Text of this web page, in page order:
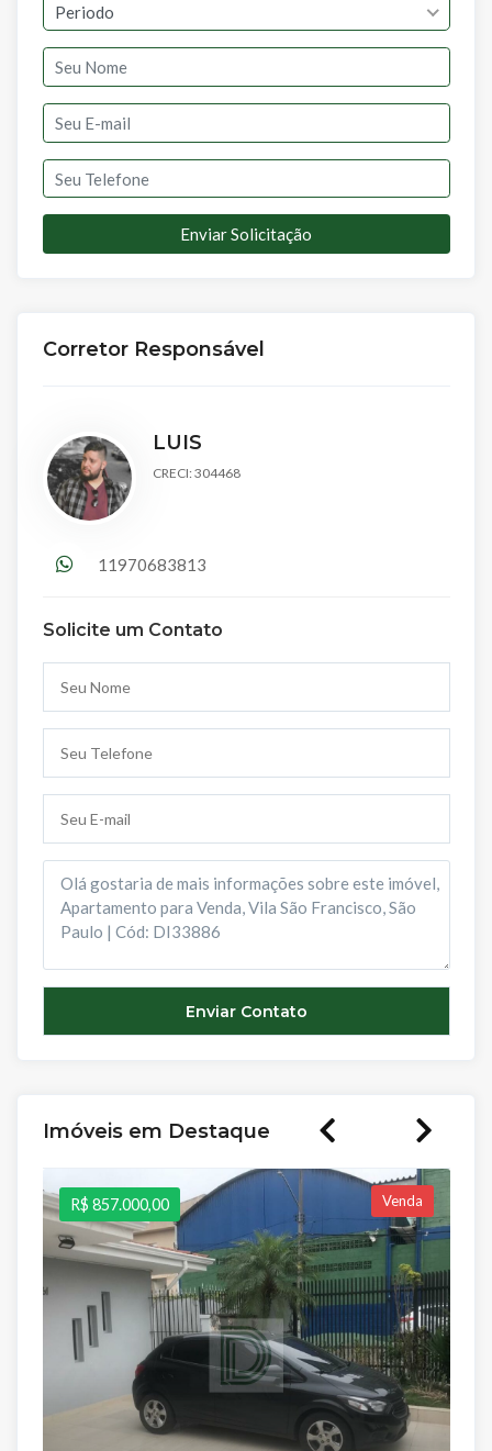
Periodo
Enviar Solicitação
Corretor Responsável
LUIS
CRECI: 304468
11970683813
Solicite um Contato
Imóveis em Destaque
R$ 857.000,00 Venda